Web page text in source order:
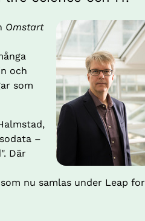
Omstart
och
som
–
Där
nu samlas under Leap for